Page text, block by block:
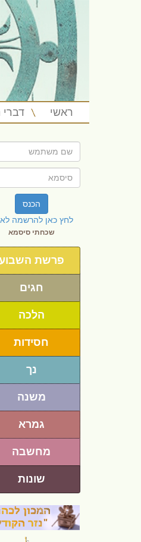
ראשי דברי
הכנס
לחץ כאן להרשמה
שכחתי סיסמא
פרשת
חגים
הלכה
חסידות
נך
משנה
גמרא
מחשבה
שונות